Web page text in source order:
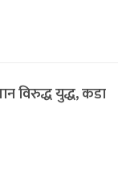
विरुद्ध युद्ध, कडा